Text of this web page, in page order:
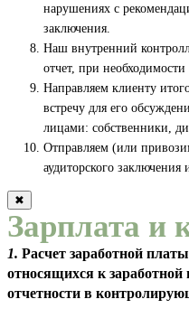
нарушениях с
заключения.
Наш внутренний
отчет, при необходимости
Направляем клиенту
встречу для его
лицами: собственники,
Отправляем (или
аудиторского заключения
✖
Зарплата и
1. Расчет заработной
относящихся к
отчетности в